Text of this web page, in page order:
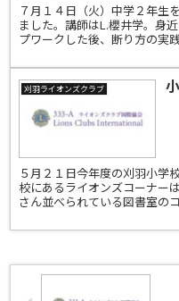
７月１４日（火）中学２年生
ました。講師はL.櫻井学。身
プワークした後、断り方の実
刈羽ライオンズクラブ
５月２１日今年度の刈羽小学
校にあるライオンズコーナー
さん並べられている図書室の